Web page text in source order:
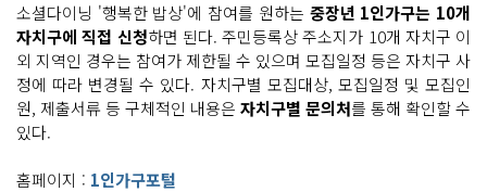
소셜다이닝 '행복한 밥상'에 참여를 원하는 중장년 1인가구는 10개
자치구에 직접 신청하면 된다. 주민등록상 주소지가 10개 자치구 이
외 지역인 경우는 참여가 제한될 수 있으며 모집일정 등은 자치구 사
정에 따라 변경될 수 있다. 자치구별 모집대상, 모집일정 및 모집인
원, 제출서류 등 구체적인 내용은 자치구별 문의처를 통해 확인할 수
있다.
홈페이지 : 1인가구포털